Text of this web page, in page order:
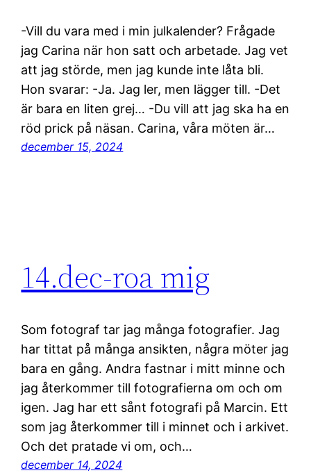
-Vill du vara med i min julkalender? Frågade
jag Carina när hon satt och arbetade. Jag vet
att jag störde, men jag kunde inte låta bli.
Hon svarar: -Ja. Jag ler, men lägger till. -Det
är bara en liten grej… -Du vill att jag ska ha en
röd prick på näsan. Carina, våra möten är…
december 15, 2024
14.dec-roa mig
Som fotograf tar jag många fotografier. Jag
har tittat på många ansikten, några möter jag
bara en gång. Andra fastnar i mitt minne och
jag återkommer till fotografierna om och om
igen. Jag har ett sånt fotografi på Marcin. Ett
som jag återkommer till i minnet och i arkivet.
Och det pratade vi om, och…
december 14, 2024